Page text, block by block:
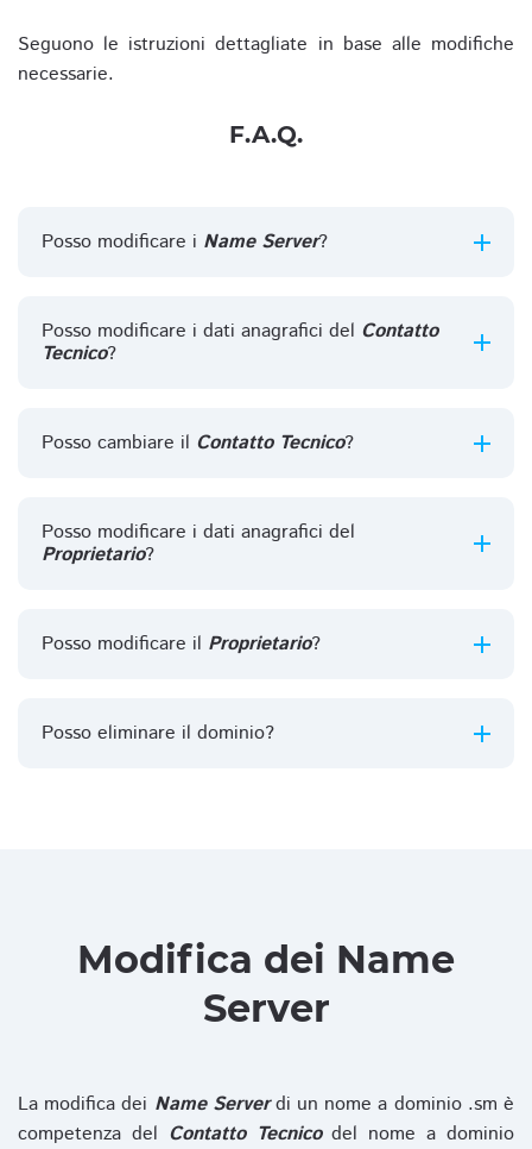
Seguono le istruzioni dettagliate in base alle modifiche
necessarie.
F.A.Q.
Posso modificare i Name Server?
Posso modificare i dati anagrafici del Contatto
Tecnico?
Posso cambiare il Contatto Tecnico?
Posso modificare i dati anagrafici del
Proprietario?
Posso modificare il Proprietario?
Posso eliminare il dominio?
Modifica dei Name
Server
La modifica dei Name Serverdi un nome a dominio .sm è
competenza del Contatto Tecnicodel nome a dominio